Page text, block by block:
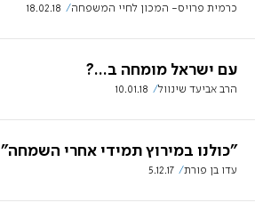
כרמית פרויס- המכון לחיי המשפחה 18.02.18
עם ישראל מומחה ב...?
הרב אביעד שינוול 10.01.18
"כולנו במירוץ תמידי אחרי השמחה"
עדו בן פורת 5.12.17